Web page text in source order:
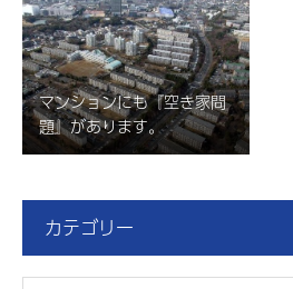
マンションにも『空き家問
題』があります。
カテゴリー